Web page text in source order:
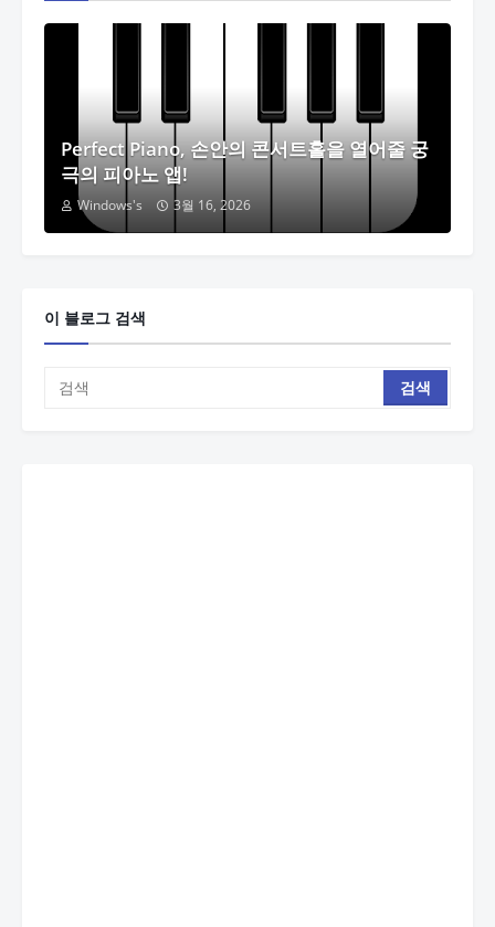
Perfect Piano, 손안의 콘서트홀을 열어줄 궁
극의 피아노 앱!
Windows's 3월 16, 2026
이 블로그 검색